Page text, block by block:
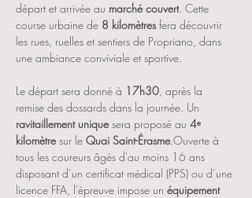
départ et arrivée au marché couvert. Cette
course urbaine de 8 kilomètres fera découvrir
les rues, ruelles et sentiers de Propriano, dans
une ambiance conviviale et sportive.
Le départ sera donné à 17h30, après la
remise des dossards dans la journée. Un
ravitaillement unique sera proposé au 4ᵉ
kilomètre sur le Quai Saint-Érasme.Ouverte à
tous les coureurs âgés d'au moins 16 ans
disposant d’un certificat médical (PPS) ou d’une
licence FFA, l’épreuve impose un équipement